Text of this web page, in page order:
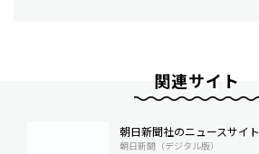
関連サイト
朝日新聞社のニュースサイト
朝日新聞（デジタル版）